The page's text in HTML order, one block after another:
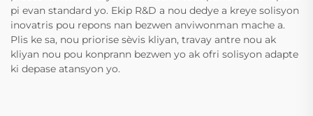
pi evan standard yo. Ekip R&D a nou dedye a kreye solisyon
inovatris pou repons nan bezwen anviwonman mache a.
Plis ke sa, nou priorise sèvis kliyan, travay antre nou ak
kliyan nou pou konprann bezwen yo ak ofri solisyon adapte
ki depase atansyon yo.